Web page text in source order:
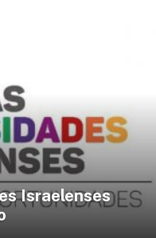
Israelenses